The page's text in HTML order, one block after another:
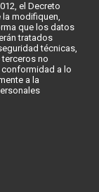
el Decreto
la modifiquen,
que los datos
tratados
técnicas,
no
a lo
a la